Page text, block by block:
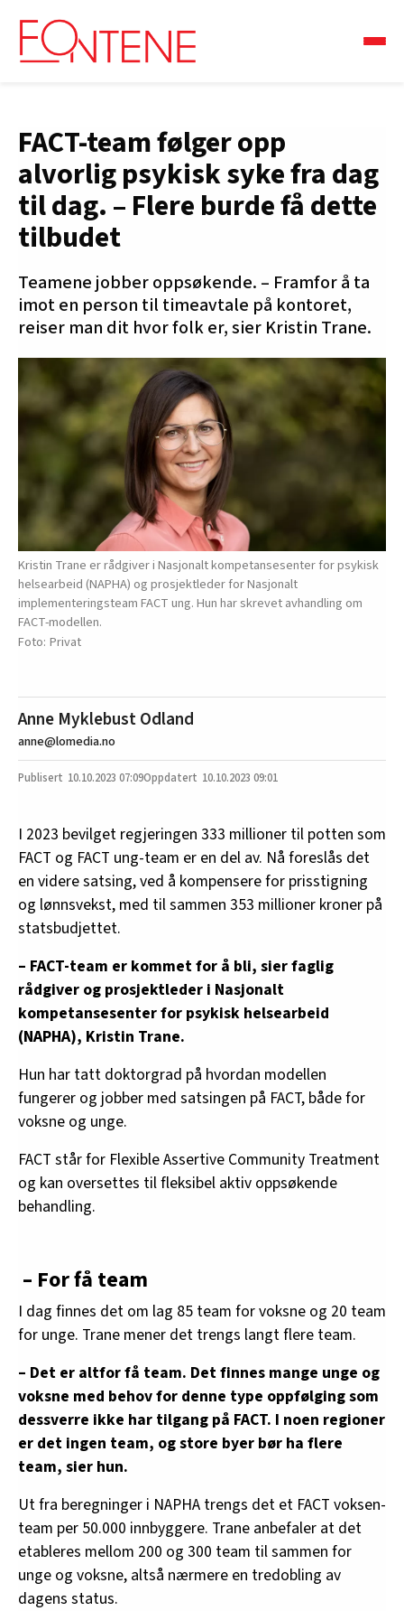
FACT-team følger opp
alvorlig psykisk syke fra dag
til dag. – Flere burde få dette
tilbudet
Teamene jobber oppsøkende. – Framfor å ta
imot en person til timeavtale på kontoret,
reiser man dit hvor folk er, sier Kristin Trane.
Kristin Trane er rådgiver i Nasjonalt kompetansesenter for psykisk
helsearbeid (NAPHA) og prosjektleder for Nasjonalt
implementeringsteam FACT ung. Hun har skrevet avhandling om
FACT-modellen.
Privat
Anne Myklebust Odland
anne@lomedia.no
10.10.2023 07:09 10.10.2023 09:01
I 2023 bevilget regjeringen 333 millioner til potten som
FACT og FACT ung-team er en del av. Nå foreslås det
en videre satsing, ved å kompensere for prisstigning
og lønnsvekst, med til sammen 353 millioner kroner på
statsbudjettet.
– FACT-team er kommet for å bli, sier faglig
rådgiver og prosjektleder i Nasjonalt
kompetansesenter for psykisk helsearbeid
(NAPHA), Kristin Trane.
Hun har tatt doktorgrad på hvordan modellen
fungerer og jobber med satsingen på FACT, både for
voksne og unge.
FACT står for Flexible Assertive Community Treatment
og kan oversettes til fleksibel aktiv oppsøkende
behandling.
– For få team
I dag finnes det om lag 85 team for voksne og 20 team
for unge. Trane mener det trengs langt flere team.
– Det er altfor få team. Det finnes mange unge og
voksne med behov for denne type oppfølging som
dessverre ikke har tilgang på FACT. I noen regioner
er det ingen team, og store byer bør ha flere
team, sier hun.
Ut fra beregninger i NAPHA trengs det et FACT voksen-
team per 50.000 innbyggere. Trane anbefaler at det
etableres mellom 200 og 300 team til sammen for
unge og voksne, altså nærmere en tredobling av
dagens status.